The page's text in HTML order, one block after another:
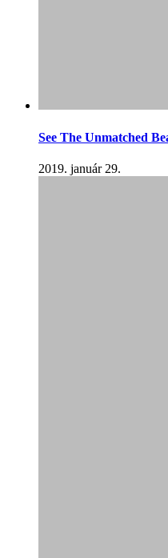
See The Unmatched
2019. január 29.